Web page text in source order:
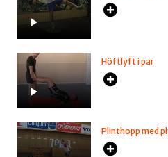
Höftlyft i par
Plinthopp med